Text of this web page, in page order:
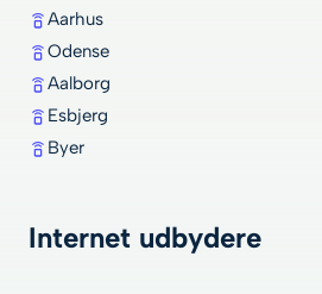
Aarhus
Odense
Aalborg
Esbjerg
Byer
Internet udbydere